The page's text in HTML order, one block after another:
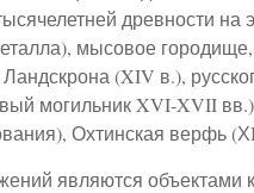
древности на
мысовое
(XIV в.),
могильник XVI-XVII
Охтинская верфь
являются